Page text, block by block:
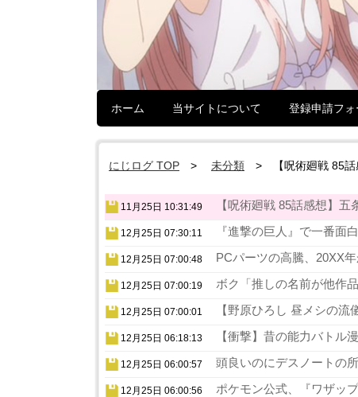
ホーム 当サイトについて 登録申請フォ
にじログ TOP 未分類 【呪術廻戦 85
11月25日 10:31:49 【呪術廻戦 85話感想】
12月25日 07:30:11 『進撃の巨人』で一番面
12月25日 07:00:48 PCパーツの高騰、20XX
12月25日 07:00:19 ボク「推しの名前が他作
12月25日 07:00:01 【野原ひろし 昼メシの
12月25日 06:18:13 【衝撃】昔の能力バトル
12月25日 06:00:57 頭良いのにデスノートの
12月25日 06:00:56 ポケモン公式、『ワザッ